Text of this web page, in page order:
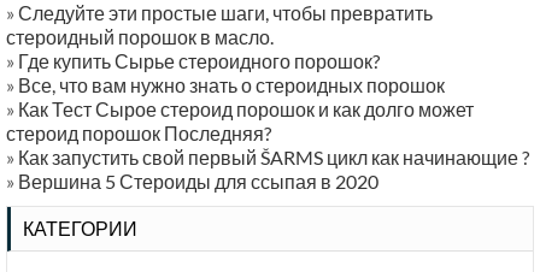
» Следуйте эти простые шаги, чтобы превратить
стероидный порошок в масло.
» Где купить Сырье стероидного порошок?
» Все, что вам нужно знать о стероидных порошок
» Как Тест Сырое стероид порошок и как долго может
стероид порошок Последняя?
» Как запустить свой первый ŠARMS цикл как начинающие ?
» Вершина 5 Стероиды для ссыпая в 2020
КАТЕГОРИИ